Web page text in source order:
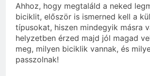
Ahhoz, hogy megtaláld a neked
biciklit, először is ismerned kell a
típusokat, hiszen mindegyik másra
helyzetben érzed majd jól magad
meg, milyen biciklik vannak, és
passzolnak!